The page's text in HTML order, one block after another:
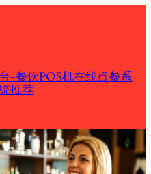
-餐饮POS机在线点餐系
推荐